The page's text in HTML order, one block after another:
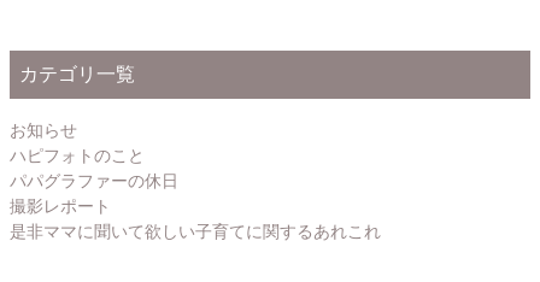
カテゴリ一覧
お知らせ
ハピフォトのこと
パパグラファーの休日
撮影レポート
是非ママに聞いて欲しい子育てに関するあれこれ